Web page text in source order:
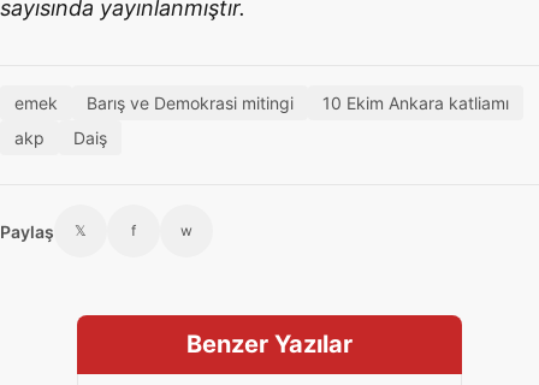
sayısında yayınlanmıştır.
emek Barış ve Demokrasi mitingi
10 Ekim Ankara katliamı
akp
Daiş
Paylaş 𝕏 f w
Benzer Yazılar